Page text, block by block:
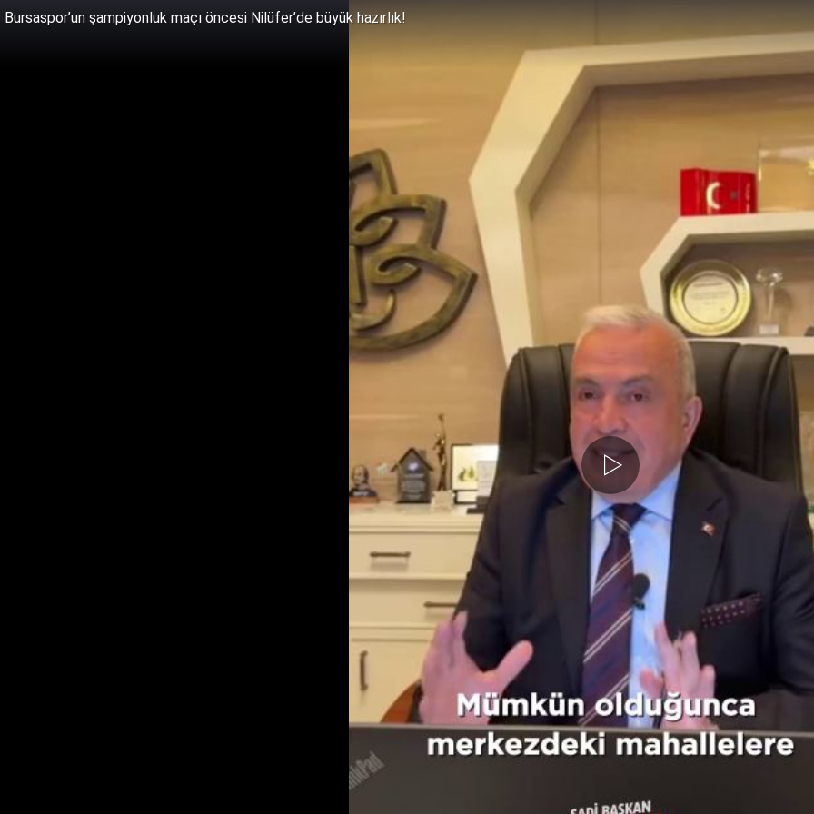
Medyayı
Oynat
Bursaspor’un şampiyonluk maçı öncesi Nilüfer’de büyük hazırlık!